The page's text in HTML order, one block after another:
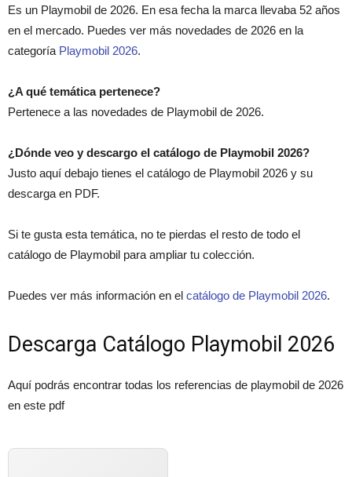
Es un Playmobil de 2026. En esa fecha la marca llevaba 52 años
en el mercado. Puedes ver más novedades de 2026 en la
categoría Playmobil 2026.
¿A qué temática pertenece?
Pertenece a las novedades de Playmobil de 2026.
¿Dónde veo y descargo el catálogo de Playmobil 2026?
Justo aquí debajo tienes el catálogo de Playmobil 2026 y su
descarga en PDF.
Si te gusta esta temática, no te pierdas el resto de todo el
catálogo de Playmobil para ampliar tu colección.
Puedes ver más información en el catálogo de Playmobil 2026.
Descarga Catálogo Playmobil 2026
Aquí podrás encontrar todas los referencias de playmobil de 2026
en este pdf